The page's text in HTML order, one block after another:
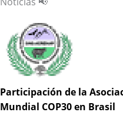
Participación de la
Mundial COP30 en Brasil